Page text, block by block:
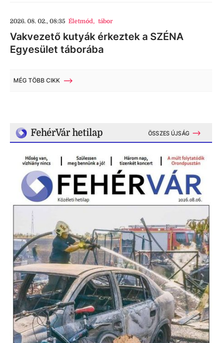
2026. 08. 02., 08:35 Életmód, tábor
Vakvezető kutyák érkeztek a SZÉNA
Egyesület táborába
MÉG TÖBB CIKK
FehérVár hetilap ÖSSZES ÚJSÁG